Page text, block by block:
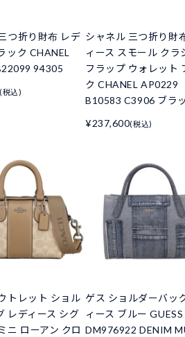
つ折り財布 レデ
ック CHANEL
94305
(税込)
シャネル 三つ折り財
ィース スモール クラ
フラップ ウォレット
ク CHANEL AP0229
B10583 C3906 ブラ
¥237,600(税込)
トレット ショル
レディース シグ
ニ ローアン クロ
ゲス ショルダーバッ
ィース ブルー GUESS
DM976922 DENIM